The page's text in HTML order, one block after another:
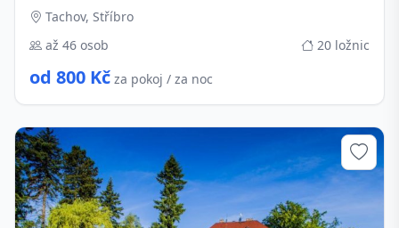
Tachov, Stříbro
až 46 osob
20 ložnic
od 800 Kč za pokoj / za noc